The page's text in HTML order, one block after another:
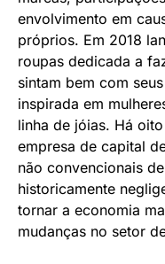
profissional em
na França, e,
Open. Apelidada de
vezes o topo do
Tennis Association)
Sua trajetória, no
pelo desempenho
esporte, a tenista
marcas,
envolvimento em